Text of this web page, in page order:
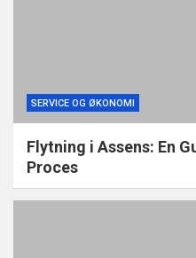
SERVICE OG ØKONOMI
Flytning i Assens: En
Proces